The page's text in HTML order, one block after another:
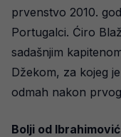
prvenstvo 2010.
Portugalci. Ćiro
sadašnjim
Džekom, za kojeg
odmah nakon
Bolji od